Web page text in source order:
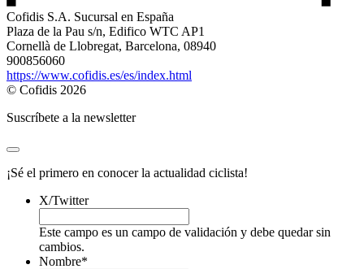
Cofidis S.A. Sucursal en España
Plaza de la Pau s/n, Edifico WTC AP1
Cornellà de Llobregat, Barcelona, 08940
900856060
https://www.cofidis.es/es/index.html
© Cofidis 2026
Suscríbete a la newsletter
¡Sé el primero en conocer la actualidad ciclista!
X/Twitter
Este campo es un campo de validación y debe quedar sin
cambios.
Nombre*